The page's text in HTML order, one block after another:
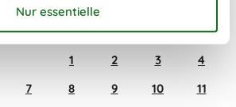
Oktober 2026
Mi Do Fr Sa
So
1 2 3
4
7 8 9 10
11